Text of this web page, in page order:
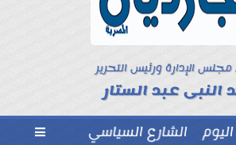
الإدارة ورئيس التحرير
النبى عبد الستار
الشارع السياسي 